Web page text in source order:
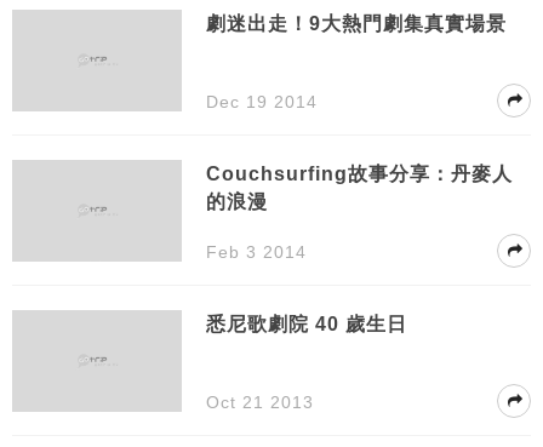
劇迷出走！9大熱門劇集真實場景
Dec 19 2014
Couchsurfing故事分享：丹麥人
的浪漫
Feb 3 2014
悉尼歌劇院 40 歲生日
Oct 21 2013